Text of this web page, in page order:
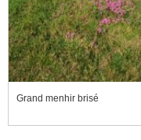
Grand menhir brisé